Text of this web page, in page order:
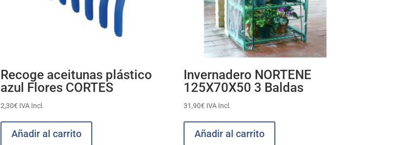
Recoge aceitunas plástico
azul Flores CORTES
2,30€ IVA Incl.
Añadir al carrito
Invernadero NORTENE
125X70X50 3 Baldas
31,90€ IVA Incl.
Añadir al carrito